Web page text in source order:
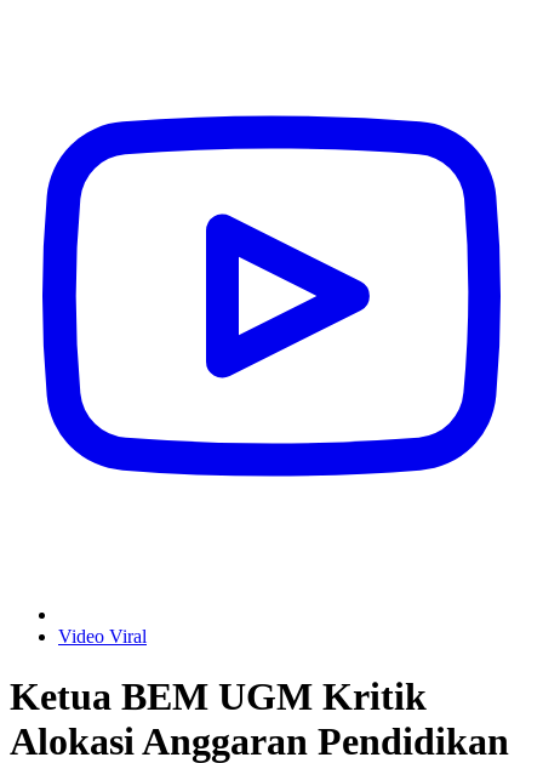
Video Viral
Ketua BEM UGM Kritik
Alokasi Anggaran Pendidikan